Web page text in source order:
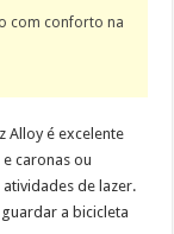
com conforto na
Alloy é excelente
caronas ou
de lazer.
a bicicleta